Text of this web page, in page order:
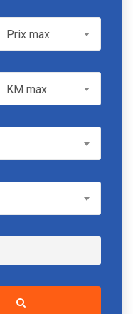
Prix maxPrix max
KM max